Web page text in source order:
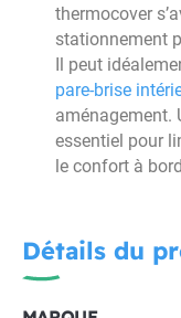
thermocover
stationnement
Il peut
pare-brise
aménagement.
essentiel pour
le confort à
Détails du